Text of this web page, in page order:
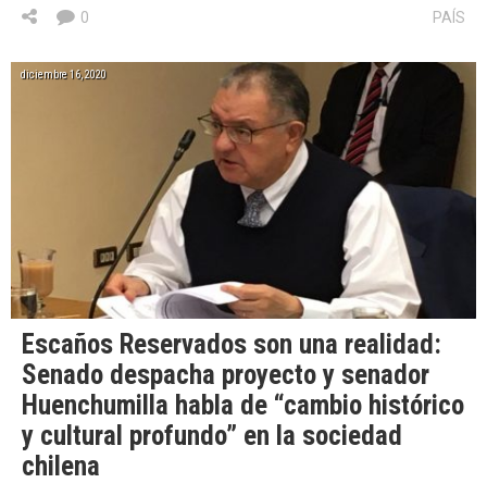
PAÍS
0
diciembre 16, 2020
Escaños Reservados son una realidad:
Senado despacha proyecto y senador
Huenchumilla habla de “cambio histórico
y cultural profundo” en la sociedad
chilena